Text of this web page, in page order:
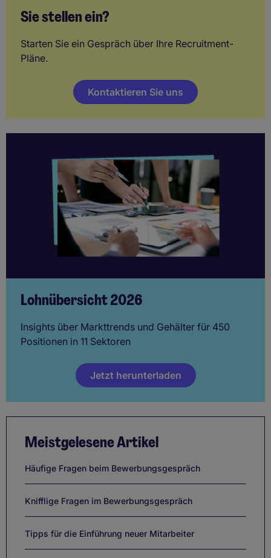
Sie stellen ein?
Starten Sie ein Gespräch über Ihre Recruitment-
Pläne.
Kontaktieren Sie uns
Lohnübersicht 2026
Insights über Markttrends und Gehälter für 450
Positionen in 11 Sektoren
Jetzt herunterladen
Meistgelesene Artikel
Häufige Fragen beim Bewerbungsgespräch
Knifflige Fragen im Bewerbungsgespräch
Tipps für die Einführung neuer Mitarbeiter